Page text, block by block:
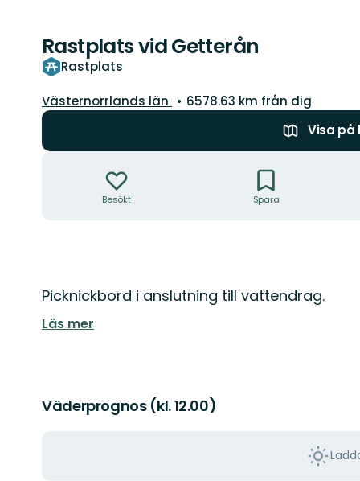
Rastplats vid Getterån
Rastplats
Län:
Västernorrlands län
6578.63 km från dig
Visa på
Besökt Spara
Beskrivning
Picknickbord i anslutning till vattendrag.
Läs mer
Väderprognos (kl. 12.00)